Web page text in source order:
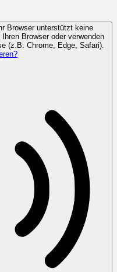
Ihr Browser unterstützt keine
Browser oder verwenden
(z.B. Chrome, Edge, Safari).